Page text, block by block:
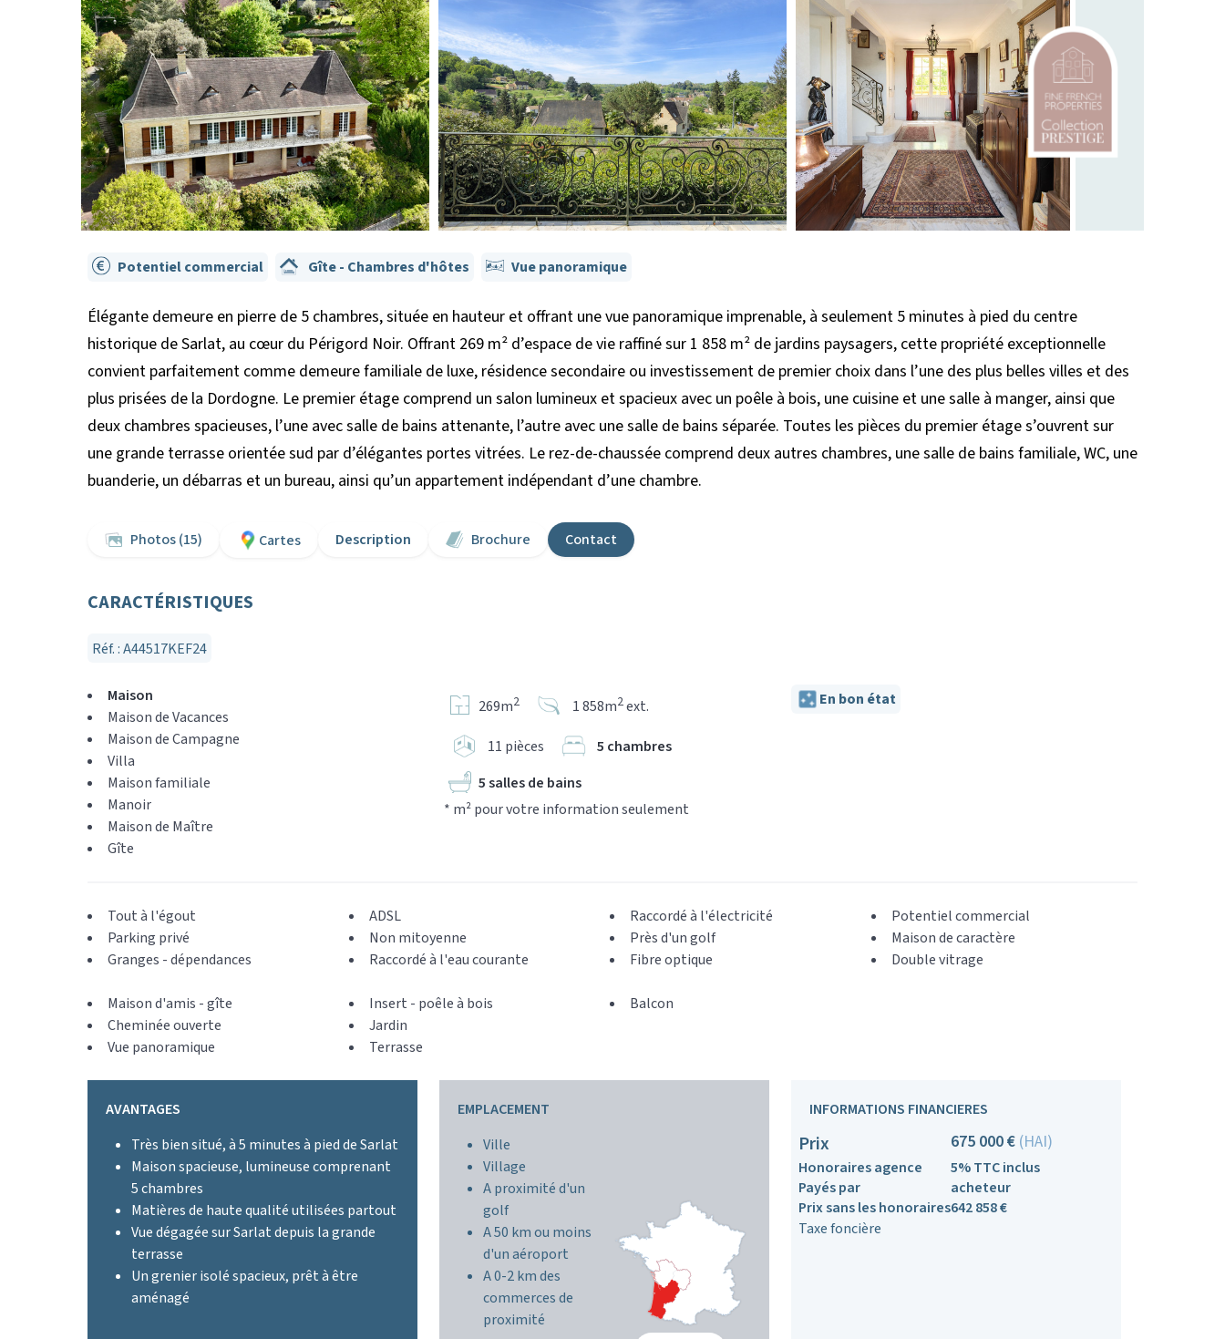
Potentiel commercial Gîte - Chambres d'hôtes Vue panoramique
Élégante demeure en pierre de 5 chambres, située en hauteur et offrant une vue panoramique imprenable, à seulement 5 minutes à pied du centre
historique de Sarlat, au cœur du Périgord Noir. Offrant 269 m² d’espace de vie raffiné sur 1 858 m² de jardins paysagers, cette propriété exceptionnelle
convient parfaitement comme demeure familiale de luxe, résidence secondaire ou investissement de premier choix dans l’une des plus belles villes et des
plus prisées de la Dordogne. Le premier étage comprend un salon lumineux et spacieux avec un poêle à bois, une cuisine et une salle à manger, ainsi que
deux chambres spacieuses, l’une avec salle de bains attenante, l’autre avec une salle de bains séparée. Toutes les pièces du premier étage s’ouvrent sur
une grande terrasse orientée sud par d’élégantes portes vitrées. Le rez-de-chaussée comprend deux autres chambres, une salle de bains familiale, WC, une
buanderie, un débarras et un bureau, ainsi qu’un appartement indépendant d’une chambre.
Photos (15) Cartes Description Brochure Contact
CARACTÉRISTIQUES
Réf. : A44517KEF24
Maison
Maison de Vacances
Maison de Campagne
Villa
Maison familiale
Manoir
Maison de Maître
Gîte
269m2 1 858m2ext.
11 pièces
5 chambres
5 salles de bains
* m² pour votre information seulement
En bon état
Tout à l'égout
Parking privé
Granges - dépendances
ADSL
Non mitoyenne
Raccordé à l'eau courante
Raccordé à l'électricité
Près d'un golf
Fibre optique
Potentiel commercial
Maison de caractère
Double vitrage
Maison d'amis - gîte
Cheminée ouverte
Vue panoramique
Insert - poêle à bois
Jardin
Terrasse
Balcon
AVANTAGES
Très bien situé, à 5 minutes à pied de Sarlat
Maison spacieuse, lumineuse comprenant
5 chambres
Matières de haute qualité utilisées partout
Vue dégagée sur Sarlat depuis la grande
terrasse
Un grenier isolé spacieux, prêt à être
aménagé
EMPLACEMENT
Ville
Village
A proximité d'un
golf
A 50 km ou moins
d'un aéroport
A 0-2 km des
commerces de
proximité
INFORMATIONS FINANCIERES
Prix 675 000 €(HAI)
Honoraires agence
5% TTC inclus
Payés par
acheteur
Prix sans les honoraires642 858 €
Taxe foncière